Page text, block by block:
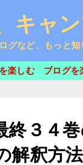
キャ
グなど、もっと
楽しむ ブログを
終３４
解釈方法